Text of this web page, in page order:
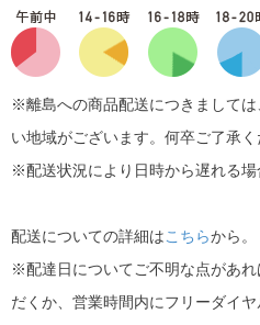
※離島への商品配送につきまして
い地域がございます。何卒ご了承く
※配送状況により日時から遅れる場
配送についての詳細はこちらから。
※配達日についてご不明な点があ
だくか、営業時間内にフリーダイヤ